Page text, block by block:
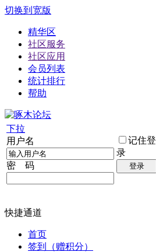
切换到宽版
精华区
社区服务
社区应用
会员列表
统计排行
帮助
下拉
用户名
密 码
记住登
录
登录
快捷通道
首页
签到（赠积分）